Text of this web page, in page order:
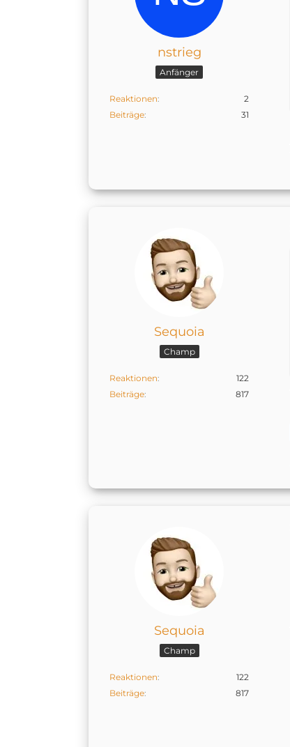
nstrieg
Anfänger
Reaktionen
2
Beiträge
31
Sequoia
Champ
Reaktionen
122
Beiträge
817
Sequoia
Champ
Reaktionen
122
Beiträge
817